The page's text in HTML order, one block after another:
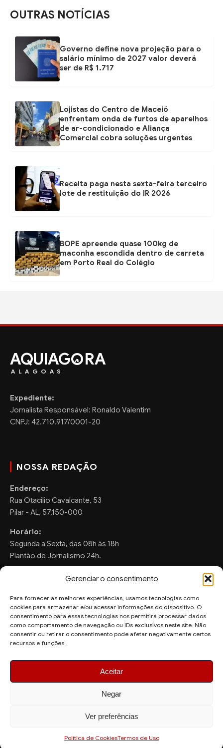
Gerenciar o consentimento
Para fornecer as melhores experiências, usamos tecnologias como
cookies para armazenar e/ou acessar informações do dispositivo. O
consentimento para essas tecnologias nos permitirá processar dados
como comportamento de navegação ou IDs exclusivos neste site. Não
consentir ou retirar o consentimento pode afetar negativamente certos
recursos e funções.
Aceitar
Negar
Ver preferências
Politica de CookiesTermos de Uso
OUTRAS NOTÍCIAS
Governo define nova projeção para o
salário mínimo de 2027 valor deverá
ser de R$ 1.717
Lojistas do Centro de Maceió
enfrentam onda de furtos de aparelhos
de ar-condicionado e Aliança
Comercial cobra soluções urgentes
Receita paga nesta sexta-feira terceiro
lote de restituição do IR 2026
BOPE apreende quase 100kg de
maconha escondida dentro de carreta
em Porto Real do Colégio
AQUIAG RA
ALAGOAS
Expediente:
Jornalista Responsável: Ronaldo Valentim
CNPJ: 42.710.917/0001-20
NOSSA REDAÇÃO
Endereço:
Rua Otacilio Cavalcante, 53
Pilar - AL, 57.150-000
Horário:
Segunda a Sexta, das 08h às 18h
Plantão de Jornalismo 24h.
FALE CONOSCO
Sugestões de Pauta:
ronaldo.valentim150@gmail.com
© 2026 AquiAgora - Todos os direitos reservados.